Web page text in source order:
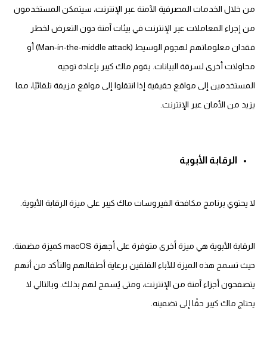
من خلال الخدمات المصرفية الآمنة عبر الإنترنت، سيتمكن المستخدمون
من إجراء المعاملات عبر الإنترنت في بيئات آمنة دون التعرض لخطر
فقدان معلوماتهم لهجوم الوسيط (Man-in-the-middle attack) أو
محاولات أخرى لسرقة البيانات. يقوم ماك كيبر بإعادة توجيه
المستخدمين إلى مواقع حقيقية إذا انتقلوا إلى مواقع مزيفة تلقائيًا، مما
يزيد من الأمان عبر الإنترنت.
الرقابة الأبوية
لا يحتوي برنامج مكافحة الفيروسات ماك كيبر على ميزة الرقابة الأبوية.
الرقابة الأبوية هي ميزة أخرى متوفرة على أجهزة macOS كميزة مضمنة.
حيث تسمح هذه الميزة للآباء القلقين برعاية أطفالهم والتأكد من أنهم
يتصفحون أجزاء آمنة من الإنترنت، ومتى يُسمح لهم بذلك. وبالتالي لا
يحتاج ماك كيبر حقًا إلى تضمينه.